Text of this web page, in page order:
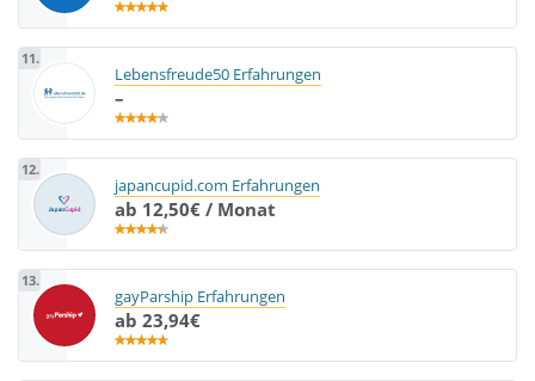
11.
Lebensfreude50 Erfahrungen
–
12.
japancupid.com Erfahrungen
ab 12,50€ / Monat
13.
gayParship Erfahrungen
ab 23,94€